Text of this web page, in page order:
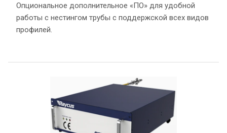
Опциональное дополнительное «ПО» для удобной
работы с нестингом трубы с поддержской всех видов
профилей.